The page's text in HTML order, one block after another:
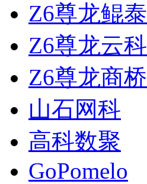
Z6尊龙鲲泰
Z6尊龙云科
Z6尊龙商桥
山石网科
高科数聚
GoPomelo